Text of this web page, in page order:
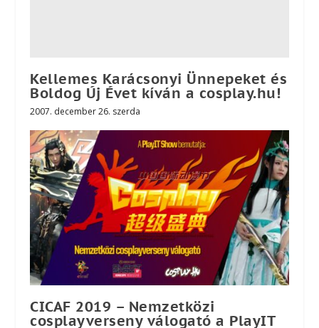
Kellemes Karácsonyi Ünnepeket és
Boldog Új Évet kíván a cosplay.hu!
2007. december 26. szerda
CICAF 2019 – Nemzetközi
cosplayverseny válogató a PlayIT